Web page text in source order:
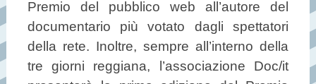
Premio del pubblico web all’autore del
documentario più votato dagli spettatori
della rete. Inoltre, sempre all’interno della
tre giorni reggiana, l’associazione Doc/it